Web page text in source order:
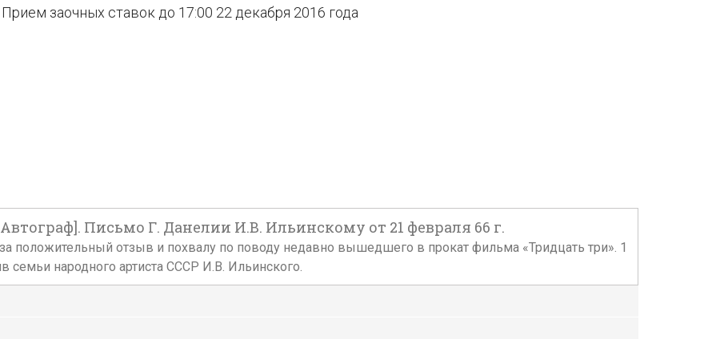
Прием заочных ставок до 17:00 22 декабря 2016 года
Письмо Г. Данелии И.В. Ильинскому от 21 февраля 66 г.
положительный отзыв и похвалу по поводу недавно вышедшего в прокат фильма «Тридцать три». 1
семьи народного артиста СССР И.В. Ильинского.